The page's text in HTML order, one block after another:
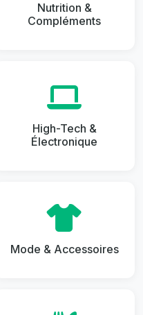
Nutrition &
Compléments
High-Tech &
Électronique
Mode & Accessoires